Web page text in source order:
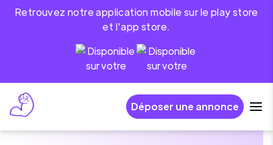
Retrouvez notre application mobile sur le play store
et l'app store.
Déposer une annonce